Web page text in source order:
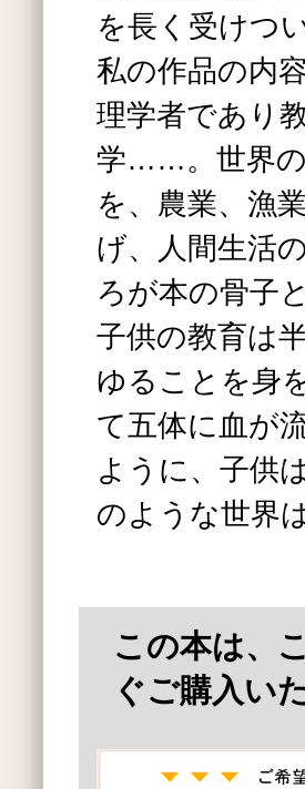
を長く受けつ
私の作品の内
理学者であり
学……。世界の
を、農業、漁
げ、人間生活
ろが本の骨子
子供の教育は
ゆることを身
て五体に血が
ように、子供
のような世界
この本は、
ぐご購入い